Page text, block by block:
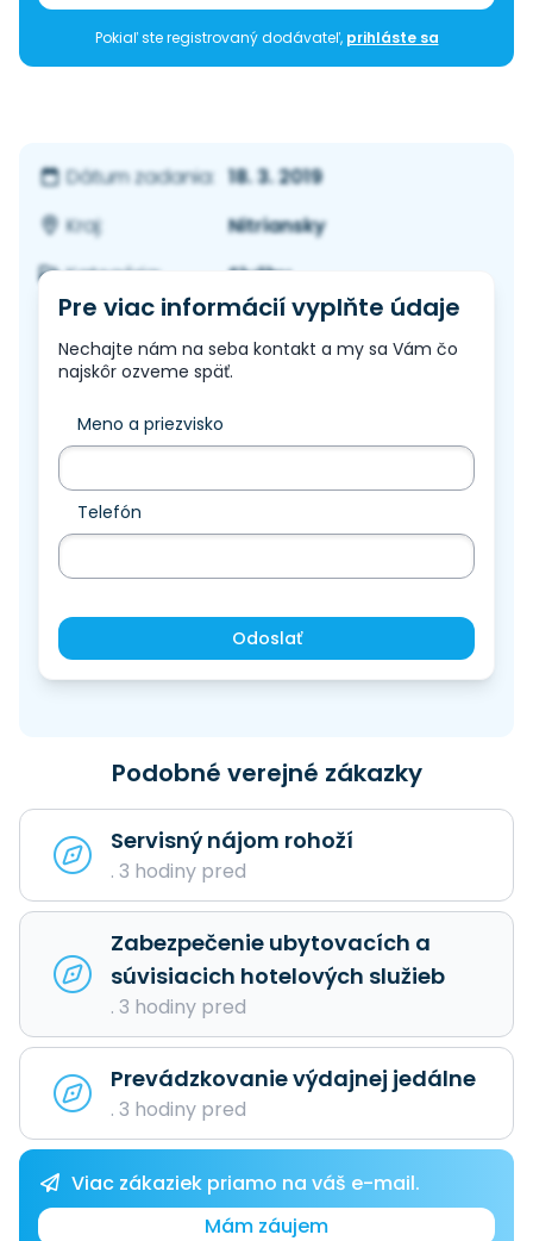
Pokiaľ ste registrovaný dodávateľ, prihláste sa
Dátum zadania: 18. 3. 2019
Kraj:
Nitriansky
Kategória:
Služby
Pre viac informácií vyplňte údaje
Nechajte nám na seba kontakt a my sa Vám čo
najskôr ozveme späť.
Meno a priezvisko
Telefón
Odoslať
Podobné verejné zákazky
Servisný nájom rohoží
. 3 hodiny pred
Zabezpečenie ubytovacích a
súvisiacich hotelových služieb
. 3 hodiny pred
Prevádzkovanie výdajnej jedálne
. 3 hodiny pred
Viac zákaziek priamo na váš e-mail.
Mám záujem